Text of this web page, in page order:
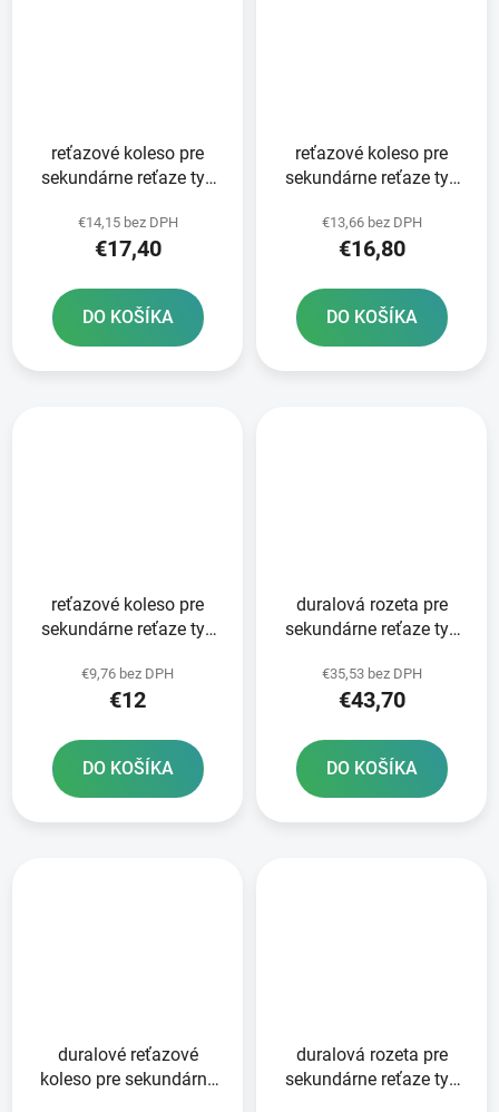
reťazové koleso pre
sekundárne reťaze typ
zubov
€14,15 bez DPH
€17,40
DO KOŠÍKA
reťazové koleso pre
sekundárne reťaze typ
zubov
€13,66 bez DPH
€16,80
DO KOŠÍKA
reťazové koleso pre
sekundárne reťaze typ
zubov
€9,76 bez DPH
€12
DO KOŠÍKA
duralová rozeta pre
sekundárne reťaze typ
€35,53 bez DPH
€43,70
DO KOŠÍKA
duralové reťazové
koleso pre sekundárne
duralová rozeta pre
sekundárne reťaze typ